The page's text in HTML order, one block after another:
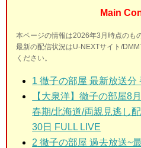
Main
本ページの情報は2026年3月時点のも
最新の配信状況はU-NEXTサイト/
ください。
1 徹子の部屋 最新放送分
【大泉洋】徹子の部屋8
春期/北海道/両親見逃し
30日 FULL LIVE
2 徹子の部屋 過去放送~